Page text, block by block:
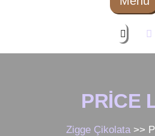
PRİCE
Zigge Çikolata>>